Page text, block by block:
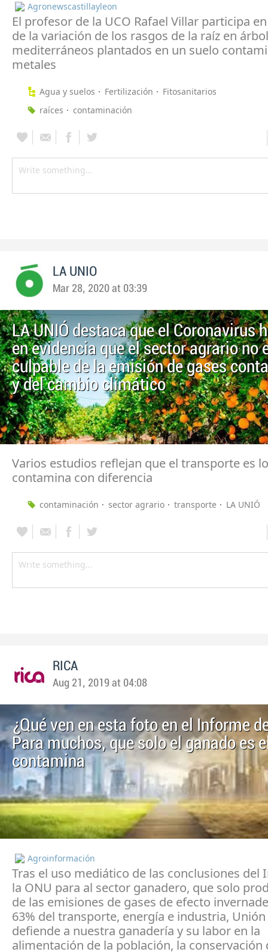
Agronewscastillayleon
El profesor de la UCO Rafael Villar participa
de la variación de los rasgos de la raíz en
mediterráneos plantados en un suelo
metales
Agua y suelos Fertilización
Fitosanitarios
raíces
contaminación
LA UNIO
Mar 28, 2020 at 03:39
LA UNIÓ destaca que el Coronavirus
en evidencia que el sector agrario no
culpable de la emisión de gases
y del cambio climático
Varios estudios reflejan que el transporte es
contamina con diferencia
contaminación sector agrario transporte LA UNIÓ
RICA
Aug 21, 2019 at 04:08
¿Qué ven en esta foto en el Informe
Para muchos, que solo el ganado es
contamina
Agroinformación
Tras el uso mediático de las conclusiones del
la ONU para al sector ganadero, que solo
de las emisiones de gases de efecto
63% del transporte, energía e industria,
defiende a nuestra ganadería y su labor en la
alimentación de la población, la conservación